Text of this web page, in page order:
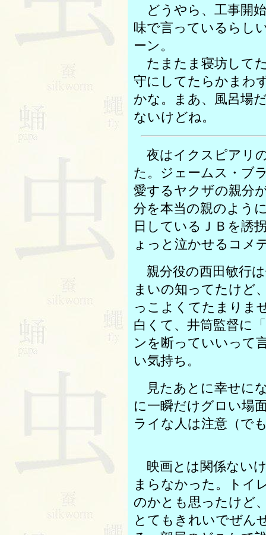
どうやら、工事開
味で言っているらし
ーン。
たまたま寝坊して
守にしてたらかまわ
かな。まあ、風呂場
ないけどね。
夜はイクスピアリ
た。ジェームス・ブ
愛するヤクザの親分
分を本当の親のよう
日しているＪＢを誘
ょっと泣かせるコメ
親分役の西田敏行
まいの知ってたけど
っこよくてたまりま
白くて、井筒監督に
ンを断っていいって
い気持ち。
見たあとに幸せに
に一瞬だけグロい場
ライな人は注意（
映画とは関係ない
まらなかった。トイ
のかとも思ったけど
とてもきれいでぜん